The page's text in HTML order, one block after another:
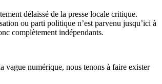
délaissé de la presse locale critique.
ou parti politique n’est parvenu jusqu’ici à
complètement indépendants.
vague numérique, nous tenons à faire exister